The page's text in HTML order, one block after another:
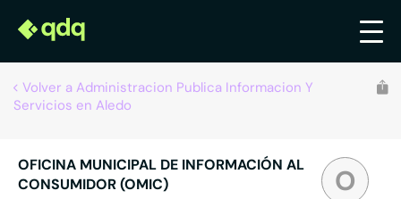
Volver a Administracion Publica Informacion Y
Servicios en Aledo
O
OFICINA MUNICIPAL DE INFORMACIÓN AL
CONSUMIDOR (OMIC)